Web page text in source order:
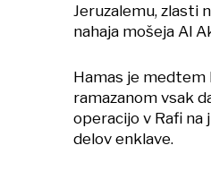
Jeruzalemu, zlasti
nahaja mošeja Al
Hamas je medtem
ramazanom vsak
operacijo v Rafi na
delov enklave.